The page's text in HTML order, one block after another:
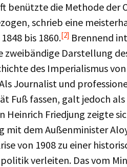
benützte die Methode der
schrieb eine
bis 1860.[2] Brennend
zweibändige Darstellung
des Imperialismus von
Journalist und
Fuß fassen, galt jedoch
Heinrich Friedjung zeigte
dem Außenminister
von 1908 zu einer
verleiten. Das vom